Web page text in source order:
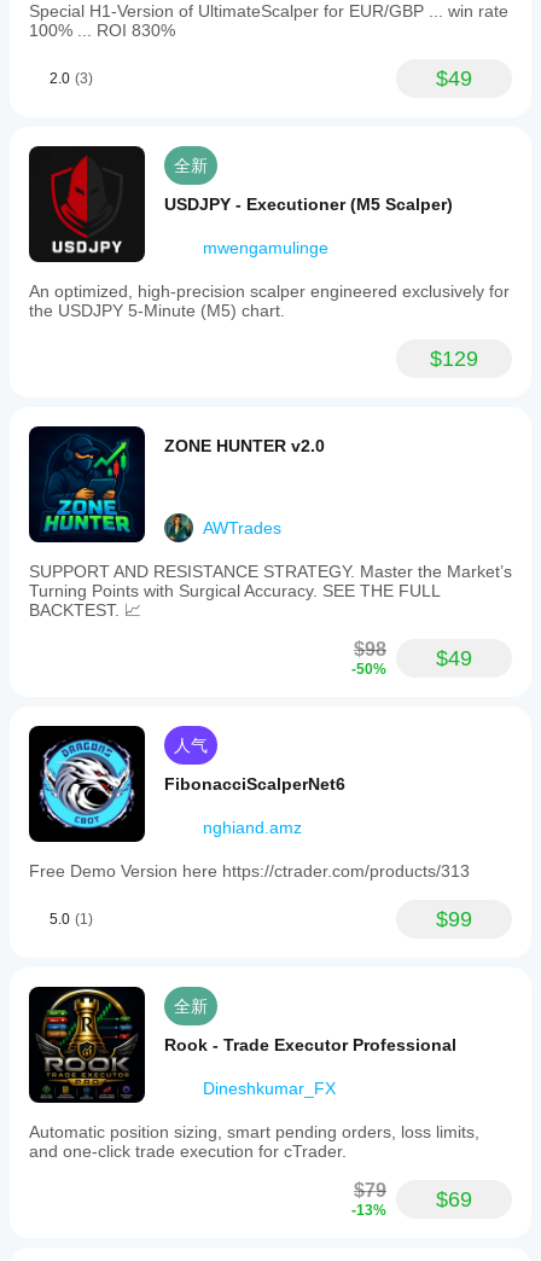
Special H1-Version of UltimateScalper for EUR/GBP ... win rate
100% ... ROI 830%
2.0 (3) $49
全新
USDJPY - Executioner (M5 Scalper)
mwengamulinge
An optimized, high-precision scalper engineered exclusively for
the USDJPY 5-Minute (M5) chart.
$129
ZONE HUNTER v2.0
AWTrades
SUPPORT AND RESISTANCE STRATEGY. Master the Market’s
Turning Points with Surgical Accuracy. SEE THE FULL
BACKTEST. 📈
$98
-50% $49
人气
FibonacciScalperNet6
nghiand.amz
Free Demo Version here https://ctrader.com/products/313
5.0 (1) $99
全新
Rook - Trade Executor Professional
Dineshkumar_FX
Automatic position sizing, smart pending orders, loss limits,
and one-click trade execution for cTrader.
$79
-13% $69